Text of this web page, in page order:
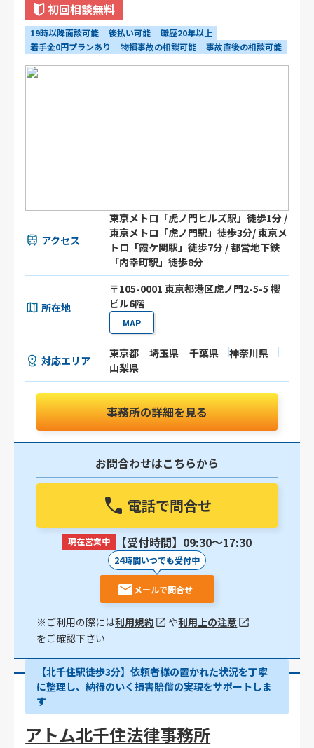
初回相談無料
19時以降面談可能 後払い可能
職歴20年以上
着手金0円プランあり
物損事故の相談可能 事故直後の相談可能
アクセス
東京メトロ「虎ノ門ヒルズ駅」徒歩1分 /
東京メトロ「虎ノ門駅」徒歩3分/ 東京メ
トロ「霞ケ関駅」徒歩7分 / 都営地下鉄
「内幸町駅」徒歩8分
所在地
〒105-0001 東京都港区虎ノ門2-5-5 櫻
ビル6階
MAP
対応エリア
東京都 埼玉県 千葉県
神奈川県
山梨県
事務所の詳細を見る
お問合わせはこちらから
電話で問合せ
現在営業中 【受付時間】09:30〜17:30
24時間いつでも受付中
メールで問合せ
※ご利用の際には利用規約 や利用上の注意
をご確認下さい
【北千住駅徒歩3分】依頼者様の置かれた状況を丁寧
に整理し、納得のいく損害賠償の実現をサポートしま
す
アトム北千住法律事務所